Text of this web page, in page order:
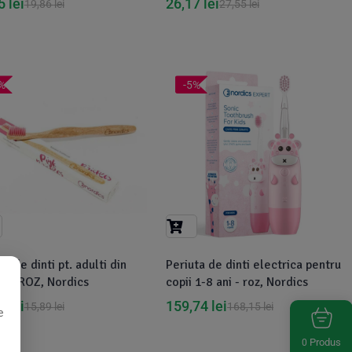
19,86lei
lei 27,55lei
26,17 lei
de dinti pt. adulti din
ROZ, Nordics
15,89lei
lei
-5%
Periuta de dinti electrica pentru
copii 1-8 ani - roz, Nordics
168,15lei
159,74 lei
0 Produs